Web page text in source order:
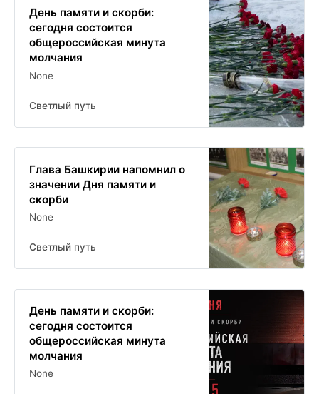
День памяти и скорби:
сегодня состоится
общероссийская минута
молчания
None
Светлый путь
Глава Башкирии напомнил о
значении Дня памяти и
скорби
None
Светлый путь
День памяти и скорби:
сегодня состоится
общероссийская минута
молчания
None